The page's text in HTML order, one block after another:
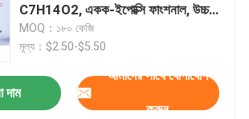
C7H14O2, একক-ইপোক্সি ফাংশনাল, উচ্চ
বিশুদ্ধতা কম ক্লোরিন, বুটিল 2,3-
ইপোক্সিপ্রোপাইল ইথার
MOQ：১৮০ কেজি
মূল্য：$2.50-$5.50
দাম
আমাদের সাথে যোগাযোগ
করুন